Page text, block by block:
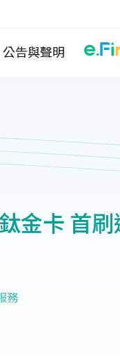
公告與聲明
金卡 首
務